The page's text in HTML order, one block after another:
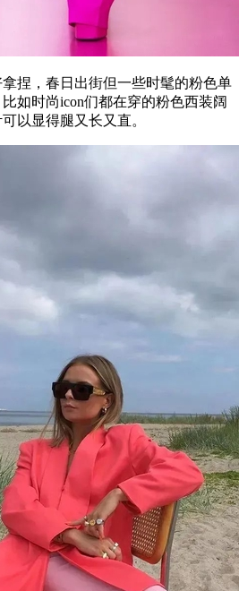
，春日出街但一些时髦的粉色单
如时尚icon们都在穿的粉色西装阔
以显得腿又长又直。